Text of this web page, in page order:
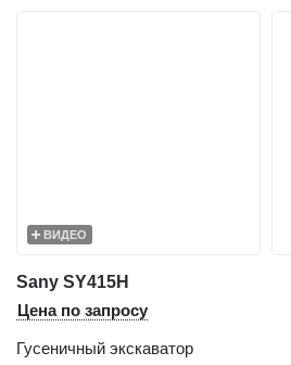
ВИДЕО
Sany SY415H
Цена по запросу
Гусеничный экскаватор